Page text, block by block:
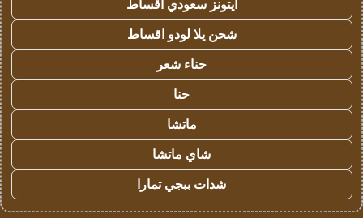
ايتونز سعودي اقساط
شحن يلا لودو اقساط
حناء شعر
حنا
ماتشا
شاي ماتشا
شدات ببجي تمارا